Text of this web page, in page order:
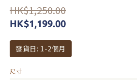
HK$1,250.00
HK$1,199.00
發貨日: 1-2個月
尺寸